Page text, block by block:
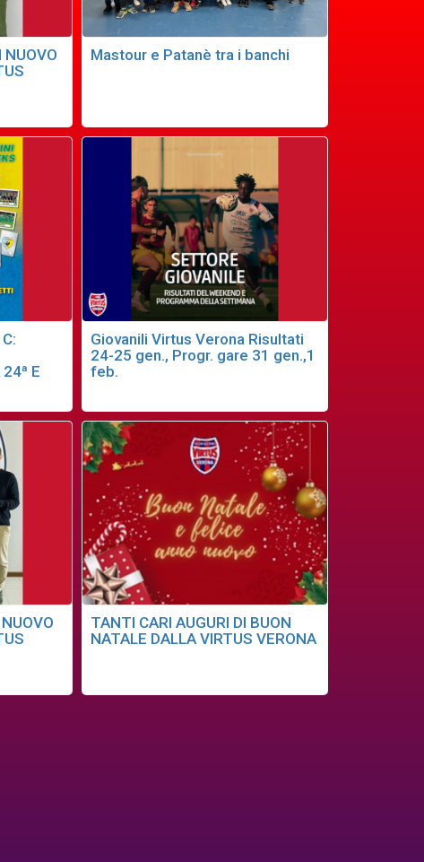
NUOVO
Mastour e Patanè tra i banchi
E
Giovanili Virtus Verona Risultati
24-25 gen., Progr. gare 31 gen.,1
feb.
TANTI CARI AUGURI DI BUON
NATALE DALLA VIRTUS VERONA